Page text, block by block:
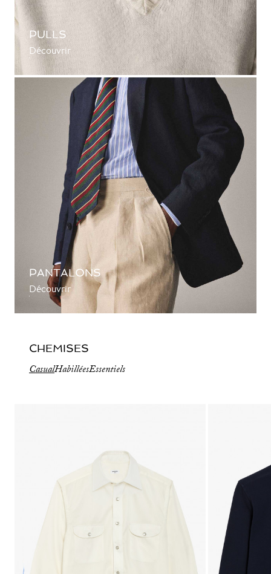
PULLS
Découvrir
PANTALONS
Découvrir
CHEMISES
CasualHabilléesEssentiels